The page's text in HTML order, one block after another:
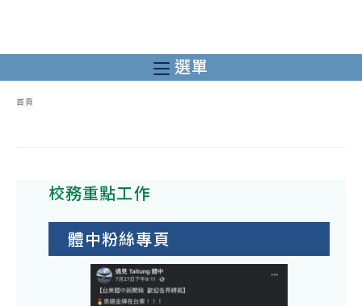
至
主
選單
首頁
校務重點工作
體中粉絲專頁